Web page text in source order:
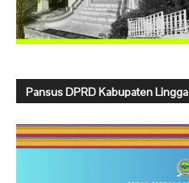
Pansus DPRD Kabupaten Lingga